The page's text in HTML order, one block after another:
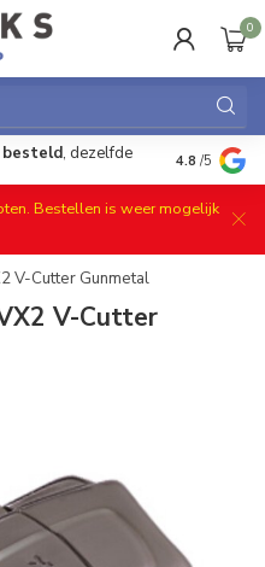
0
besteld, dezelfde Gratis
4.8 /5
Bestellen is weer mogelijk
V-Cutter Gunmetal
V-Cutter